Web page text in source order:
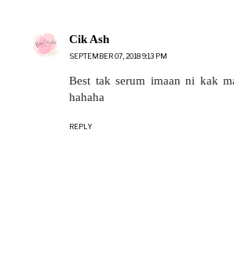
Cik Ash
SEPTEMBER 07, 2018 9:13 PM
Best tak serum imaan ni kak
hahaha
REPLY